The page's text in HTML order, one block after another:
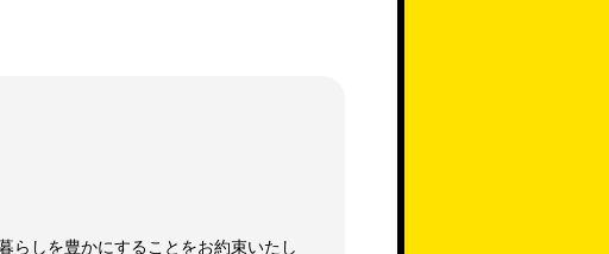
らしを豊かにすることをお約束いたし